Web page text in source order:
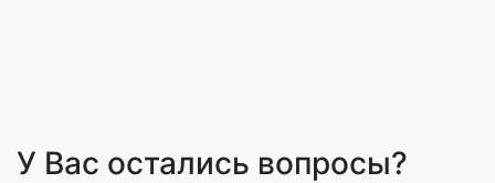
У Вас остались вопросы?